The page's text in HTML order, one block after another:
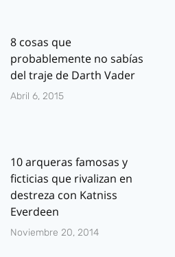
8 cosas que
probablemente no sabías
del traje de Darth Vader
Abril 6, 2015
10 arqueras famosas y
ficticias que rivalizan en
destreza con Katniss
Everdeen
Noviembre 20, 2014